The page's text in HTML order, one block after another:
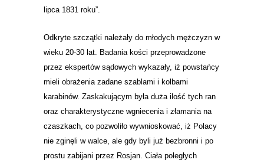
lipca 1831 roku”.
Odkryte szczątki należały do młodych mężczyzn w
wieku 20-30 lat. Badania kości przeprowadzone
przez ekspertów sądowych wykazały, iż powstańcy
mieli obrażenia zadane szablami i kolbami
karabinów. Zaskakującym była duża ilość tych ran
oraz charakterystyczne wgniecenia i złamania na
czaszkach, co pozwoliło wywnioskować, iż Polacy
nie zginęli w walce, ale gdy byli już bezbronni i po
prostu zabijani przez Rosjan. Ciała poległych